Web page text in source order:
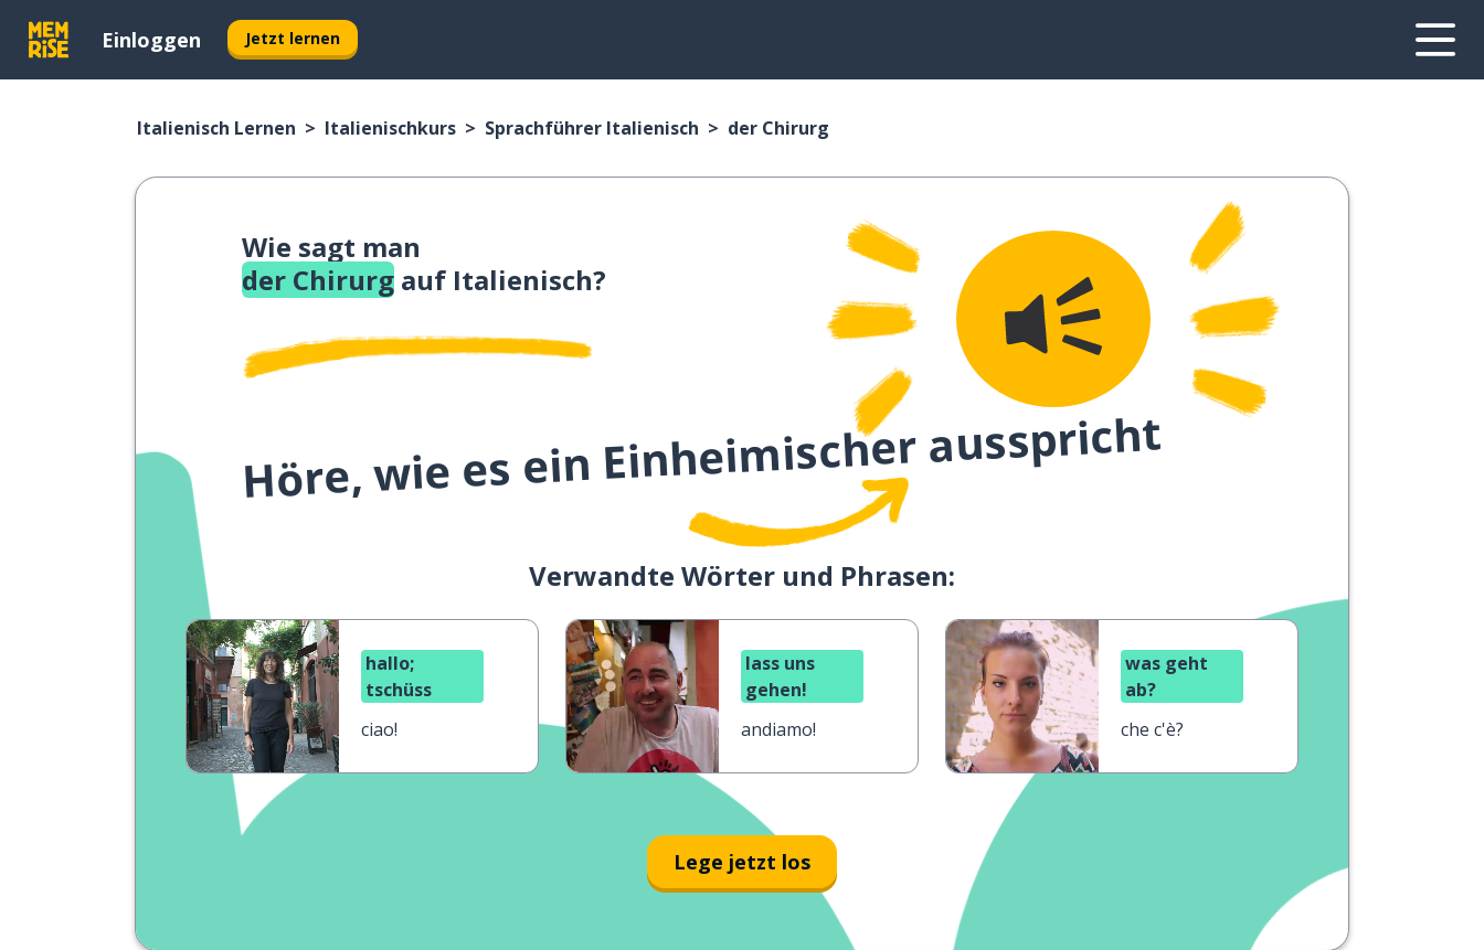
Einloggen Jetzt lernen
Italienisch Lernen Italienischkurs Sprachführer Italienisch der Chirurg
Wie sagt man
der Chirurg auf Italienisch?
Höre, wie es ein Einheimischer ausspricht
Verwandte Wörter und Phrasen:
hallo;
tschüss
ciao!
lass uns
gehen!
andiamo!
was geht
ab?
che c'è?
Lege jetzt los